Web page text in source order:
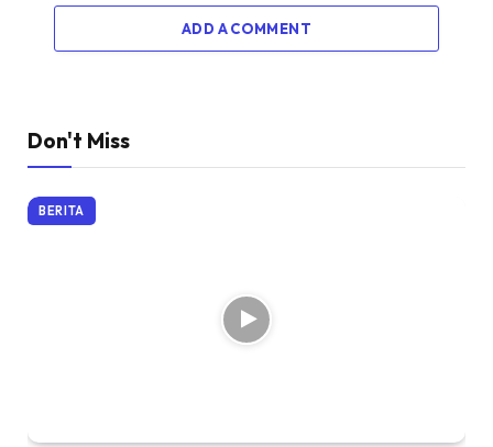
ADD A COMMENT
Don't Miss
BERITA